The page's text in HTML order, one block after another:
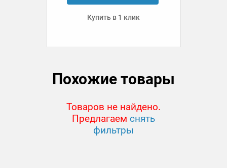
Купить в 1 клик
Похожие товары
Товаров не найдено.
Предлагаем снять
фильтры